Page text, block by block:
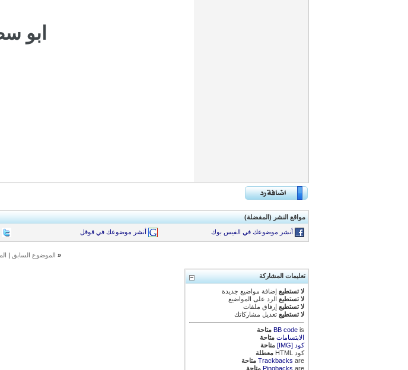
ابو سطام
مواقع النشر (المفضلة)
أنشر موضوعك في الفيس بوك أنشر موضوعك في قوقل
« الموضوع السابق
تعليمات المشاركة
لا تستطيع إضافة مواضيع جديدة
لا تستطيع
الرد على المواضيع
لا تستطيع إرفاق ملفات
لا تستطيع تعديل مشاركاتك
BB codeis
متاحة
الابتسامات متاحة
كود [IMG]
متاحة
كود HTML
معطلة
Trackbacks are
متاحة
Pingbacks are متاحة